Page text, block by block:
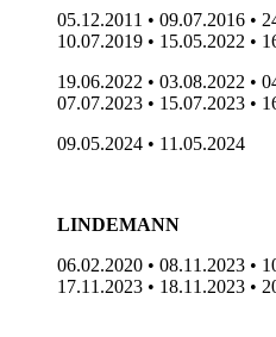
05.12.2011 • 09.07.2016 •
10.07.2019 • 15.05.2022 •
19.06.2022 • 03.08.2022 •
07.07.2023 • 15.07.2023 •
09.05.2024 • 11.05.2024
LINDEMANN
06.02.2020 • 08.11.2023 •
17.11.2023 • 18.11.2023 •